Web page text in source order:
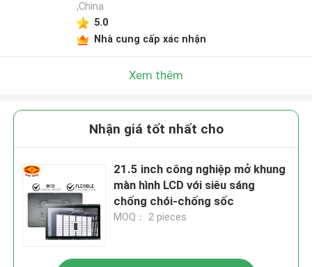
,China
5.0
Nhà cung cấp xác nhận
Xem thêm
Nhận giá tốt nhất cho
21.5 inch công nghiệp mở khung
màn hình LCD với siêu sáng
chống chói-chống sốc
MOQ： 2 pieces